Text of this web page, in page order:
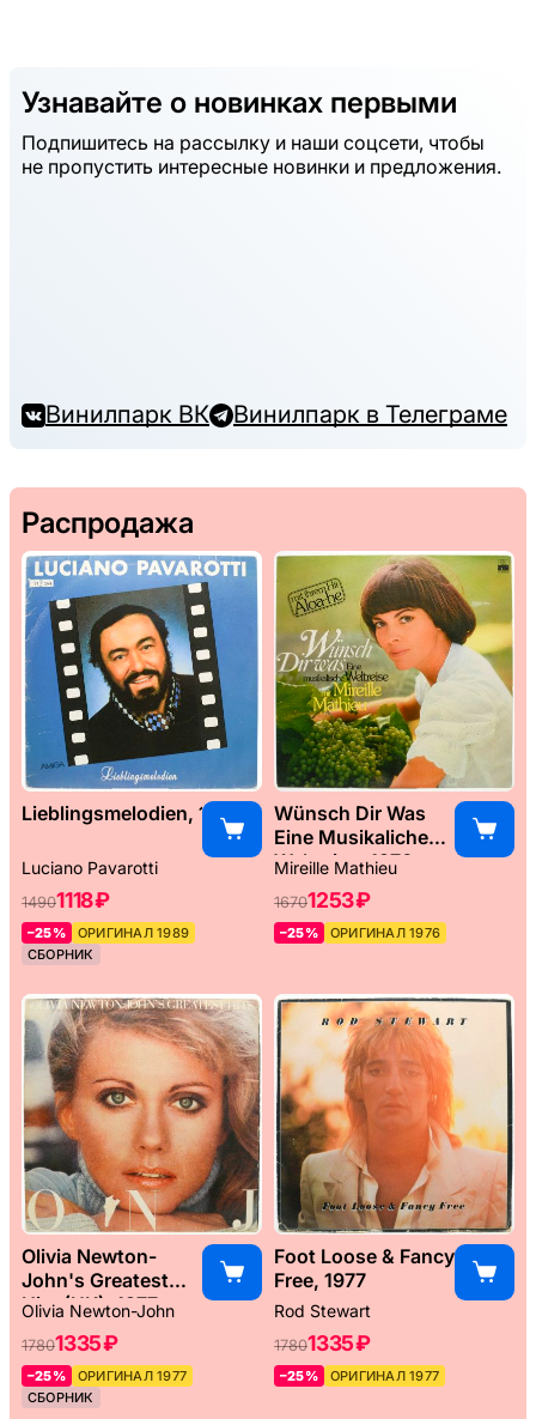
Узнавайте о новинках первыми
Подпишитесь на рассылку и наши соцсети, чтобы
не пропустить интересные новинки и предложения.
Винилпарк ВК Винилпарк в Телеграме
Распродажа
Lieblingsmelodien, 1989
Luciano Pavarotti
14901118 ₽
–25%
ОРИГИНАЛ 1989
СБОРНИК
Wünsch Dir Was
Eine Musikaliche
Weltreise, 1976
Mireille Mathieu
16701253 ₽
–25% ОРИГИНАЛ 1976
Olivia Newton-
John's Greatest
Hits (UK), 1977
Olivia Newton-John
17801335 ₽
–25%
ОРИГИНАЛ 1977
СБОРНИК
Foot Loose & Fancy
Free, 1977
Rod Stewart
17801335 ₽
–25% ОРИГИНАЛ 1977